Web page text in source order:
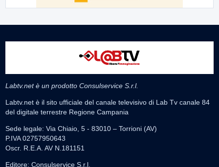
Labtv.net è un prodotto Consulservice S.r.l.
Labtv.net è il sito ufficiale del canale televisivo di Lab Tv canale 84
del digitale terrestre Regione Campania
Sede legale: Via Chiaio, 5 - 83010 – Torrioni (AV)
P.IVA 02757950643
Oscr. R.E.A. AV N.181151
Editore: Consulservice S.r.l.